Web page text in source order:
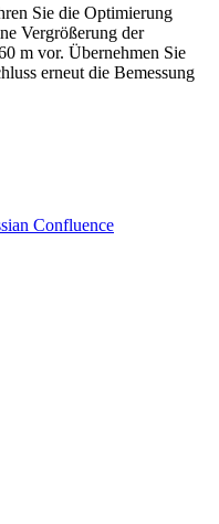
Sie die Optimierung
Vergrößerung der
m vor. Übernehmen Sie
erneut die Bemessung
Confluence